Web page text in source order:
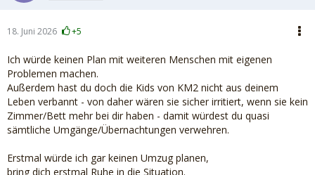
18. Juni 2026 +5
Ich würde keinen Plan mit weiteren Menschen mit eigenen
Problemen machen.
Außerdem hast du doch die Kids von KM2 nicht aus deinem
Leben verbannt - von daher wären sie sicher irritiert, wenn sie kein
Zimmer/Bett mehr bei dir haben - damit würdest du quasi
sämtliche Umgänge/Übernachtungen verwehren.
Erstmal würde ich gar keinen Umzug planen,
bring dich erstmal Ruhe in die Situation.